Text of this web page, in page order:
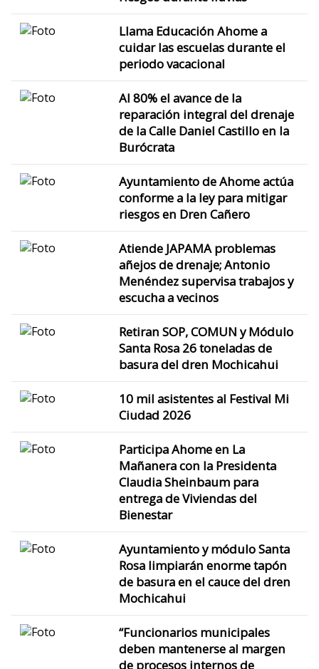
Llama Educación Ahome a
cuidar las escuelas durante el
periodo vacacional
Al 80% el avance de la
reparación integral del drenaje
de la Calle Daniel Castillo en la
Burócrata
Ayuntamiento de Ahome actúa
conforme a la ley para mitigar
riesgos en Dren Cañero
Atiende JAPAMA problemas
añejos de drenaje; Antonio
Menéndez supervisa trabajos y
escucha a vecinos
Retiran SOP, COMUN y Módulo
Santa Rosa 26 toneladas de
basura del dren Mochicahui
10 mil asistentes al Festival Mi
Ciudad 2026
Participa Ahome en La
Mañanera con la Presidenta
Claudia Sheinbaum para
entrega de Viviendas del
Bienestar
Ayuntamiento y módulo Santa
Rosa limpiarán enorme tapón
de basura en el cauce del dren
Mochicahui
“Funcionarios municipales
deben mantenerse al margen
de procesos internos de